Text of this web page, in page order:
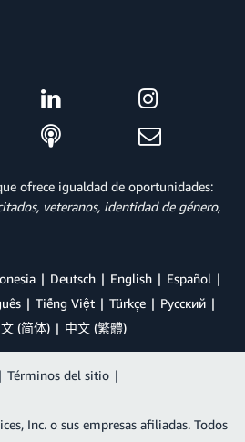
ofrece igualdad de oportunidades:
veteranos, identidad de género,
Deutsch English
Español
Tiếng Việt Türkçe
Ρусский
(简体) 中文 (繁體)
| Términos del sitio |
Inc. o sus empresas afiliadas. Todos